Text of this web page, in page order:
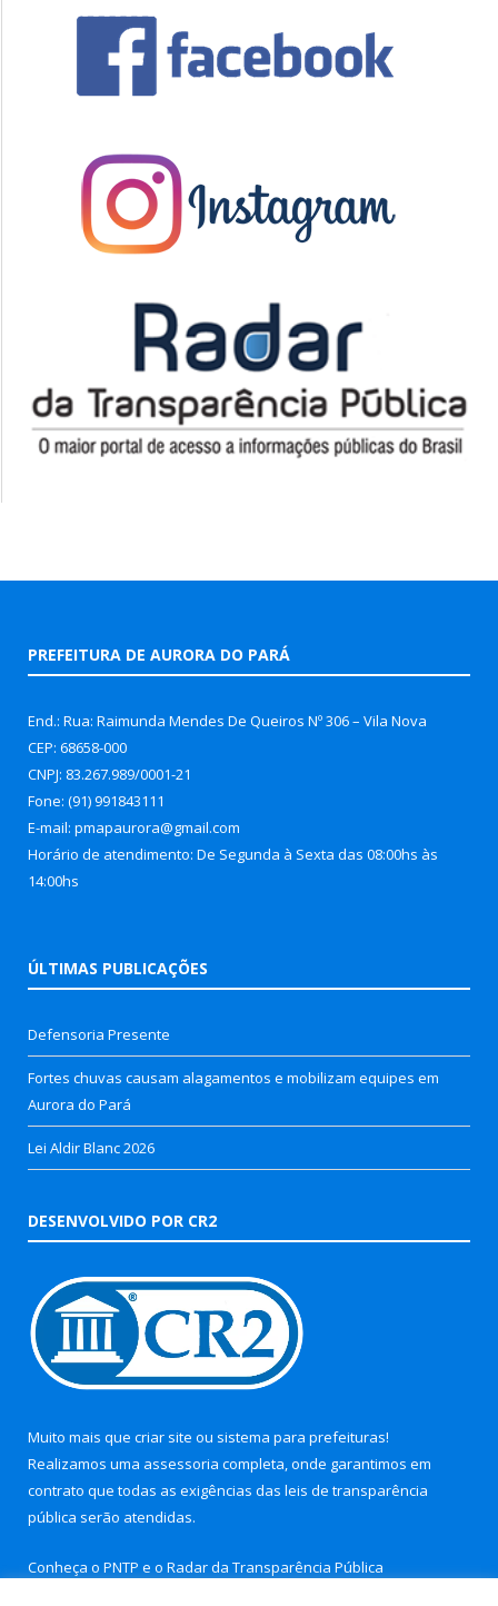
PREFEITURA DE AURORA DO PARÁ
End.: Rua: Raimunda Mendes De Queiros Nº 306 – Vila Nova
CEP: 68658-000
CNPJ: 83.267.989/0001-21
Fone: (91) 991843111
E-mail: pmapaurora@gmail.com
Horário de atendimento: De Segunda à Sexta das 08:00hs às
14:00hs
ÚLTIMAS PUBLICAÇÕES
Defensoria Presente
Fortes chuvas causam alagamentos e mobilizam equipes em
Aurora do Pará
Lei Aldir Blanc 2026
DESENVOLVIDO POR CR2
Muito mais que criar site ou sistema para prefeituras!
Realizamos uma assessoria completa, onde garantimos em
contrato que todas as exigências das leis de transparência
pública serão atendidas.
Conheça o PNTP e o Radar da Transparência Pública